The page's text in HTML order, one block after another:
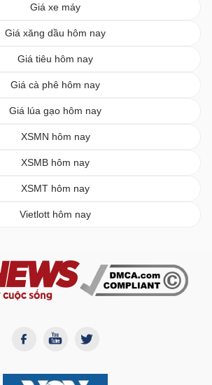
Giá xe máy
Giá xăng dầu hôm nay
Giá tiêu hôm nay
Giá cà phê hôm nay
Giá lúa gạo hôm nay
XSMN hôm nay
XSMB hôm nay
XSMT hôm nay
Vietlott hôm nay